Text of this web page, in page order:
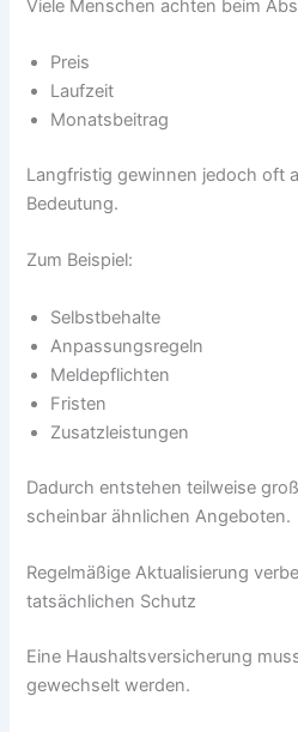
Viele Menschen achten beim
Preis
Laufzeit
Monatsbeitrag
Langfristig gewinnen jedoch oft
Bedeutung.
Zum Beispiel:
Selbstbehalte
Anpassungsregeln
Meldepflichten
Fristen
Zusatzleistungen
Dadurch entstehen teilweise
scheinbar ähnlichen Angeboten.
Regelmäßige Aktualisierung
tatsächlichen Schutz
Eine Haushaltsversicherung
gewechselt werden.